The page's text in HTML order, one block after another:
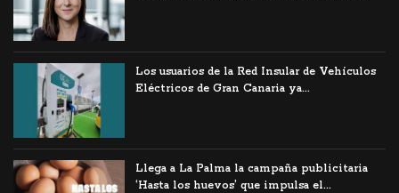
Los usuarios de la Red Insular de Vehículos
Eléctricos de Gran Canaria ya...
Llega a La Palma la campaña publicitaria
‘Hasta los huevos’ que impulsa el...